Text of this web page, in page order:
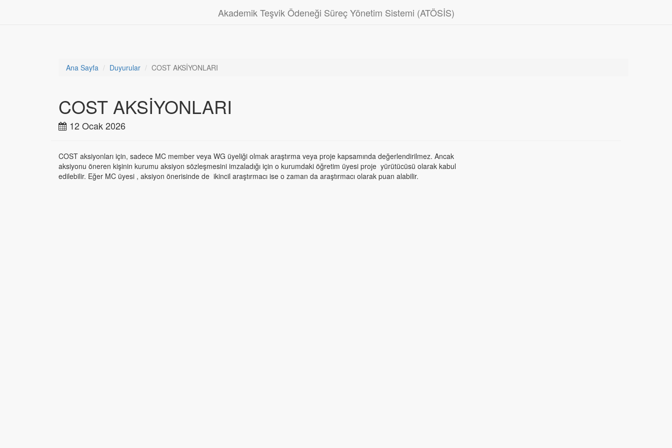
Akademik Teşvik Ödeneği Süreç Yönetim Sistemi (ATÖSİS)
Ana Sayfa Duyurular COST AKSİYONLARI
COST AKSİYONLARI
12Ocak2026
COST aksiyonları için, sadece MC member veya WG üyeliği olmak araştırma veya proje kapsamında değerlendirilmez. Ancak
aksiyonu öneren kişinin kurumu aksiyon sözleşmesini imzaladığı için o kurumdaki öğretim üyesi proje yürütücüsü olarak kabul
edilebilir. Eğer MC üyesi , aksiyon önerisinde de ikincil araştırmacı ise o zaman da araştırmacı olarak puan alabilir.